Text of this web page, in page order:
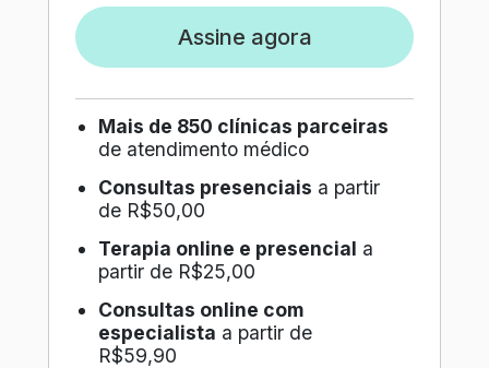
Assine agora
Mais de 850 clínicas parceiras
de atendimento médico
Consultas presenciais a partir
de R$50,00
Terapia online e presencial a
partir de R$25,00
Consultas online com
especialista a partir de
R$59,90